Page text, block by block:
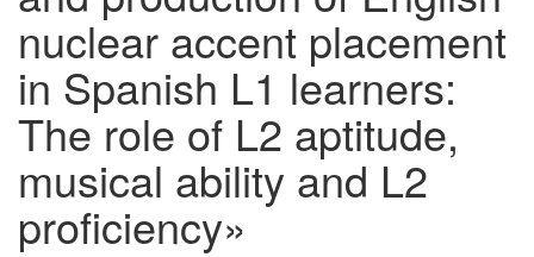
nuclear accent placement
in Spanish L1 learners:
The role of L2 aptitude,
musical ability and L2
proficiency»